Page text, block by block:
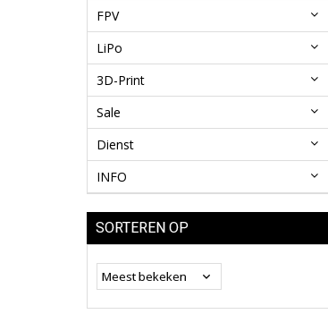
FPV
LiPo
3D-Print
Sale
Dienst
INFO
SORTEREN OP